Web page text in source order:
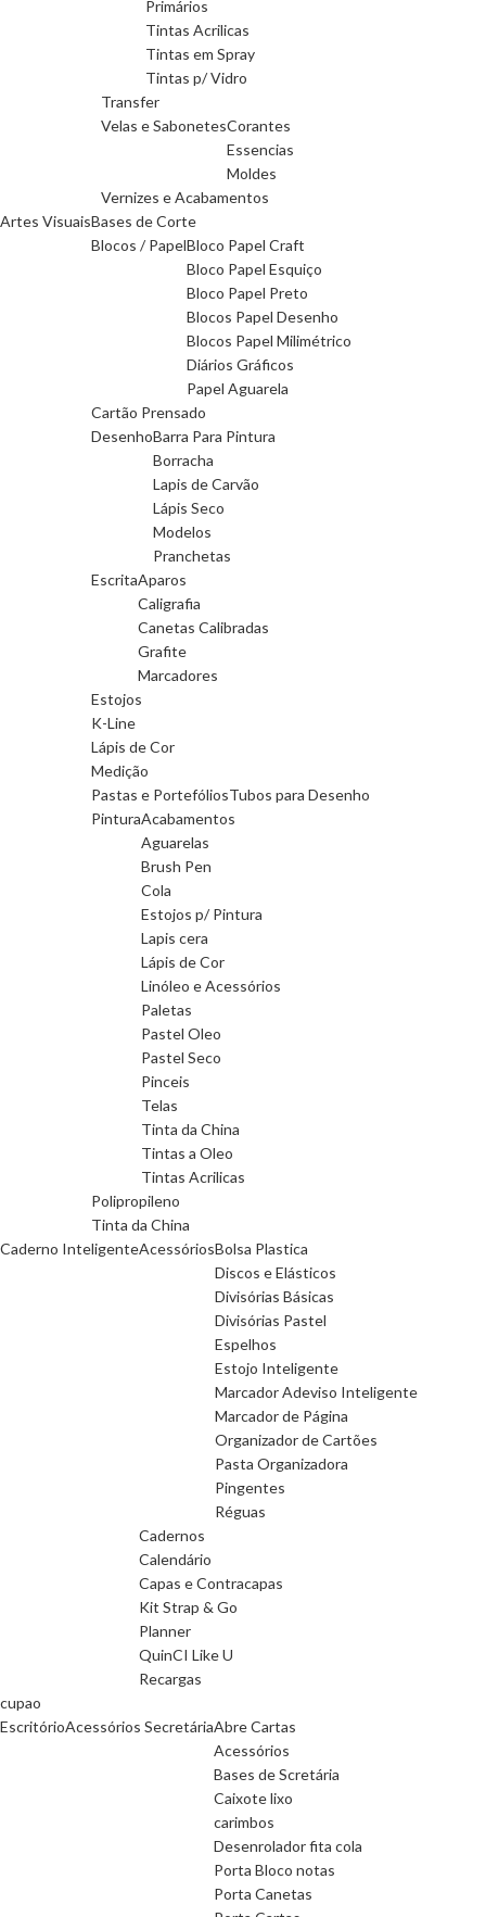
Primários
Tintas Acrilicas
Tintas em Spray
Tintas p/ Vidro
Transfer
Velas e SabonetesCorantes
Essencias
Moldes
Vernizes e Acabamentos
Artes VisuaisBases de Corte
Blocos / PapelBloco Papel Craft
Bloco Papel Esquiço
Bloco Papel Preto
Blocos Papel Desenho
Blocos Papel Milimétrico
Diários Gráficos
Papel Aguarela
Cartão Prensado
DesenhoBarra Para Pintura
Borracha
Lapis de Carvão
Lápis Seco
Modelos
Pranchetas
EscritaAparos
Caligrafia
Canetas Calibradas
Grafite
Marcadores
Estojos
K-Line
Lápis de Cor
Medição
Pastas e PortefóliosTubos para Desenho
PinturaAcabamentos
Aguarelas
Brush Pen
Cola
Estojos p/ Pintura
Lapis cera
Lápis de Cor
Linóleo e Acessórios
Paletas
Pastel Oleo
Pastel Seco
Pinceis
Telas
Tinta da China
Tintas a Oleo
Tintas Acrilicas
Polipropileno
Tinta da China
Caderno InteligenteAcessóriosBolsa Plastica
Discos e Elásticos
Divisórias Básicas
Divisórias Pastel
Espelhos
Estojo Inteligente
Marcador Adeviso Inteligente
Marcador de Página
Organizador de Cartões
Pasta Organizadora
Pingentes
Réguas
Cadernos
Calendário
Capas e Contracapas
Kit Strap & Go
Planner
QuinCI Like U
Recargas
cupao
EscritórioAcessórios SecretáriaAbre Cartas
Acessórios
Bases de Scretária
Caixote lixo
carimbos
Desenrolador fita cola
Porta Bloco notas
Porta Canetas